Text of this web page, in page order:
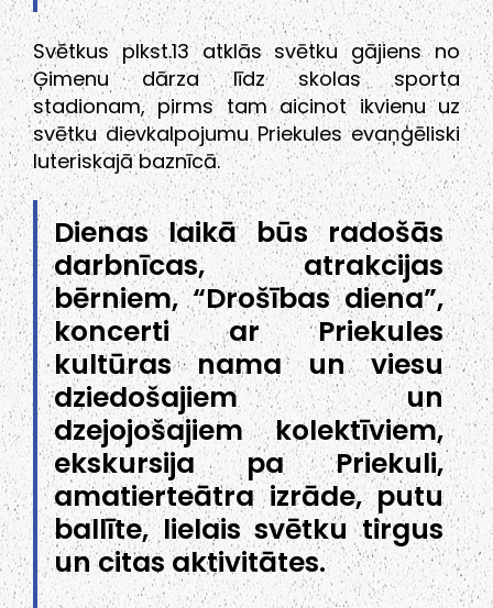
Svētkus plkst.13 atklās svētku gājiens no
Ģimenu dārza līdz skolas sporta
stadionam, pirms tam aicinot ikvienu uz
svētku dievkalpojumu Priekules evaņģēliski
luteriskajā baznīcā.
Dienas laikā būs radošās
darbnīcas, atrakcijas
bērniem, “Drošības diena”,
koncerti ar Priekules
kultūras nama un viesu
dziedošajiem un
dzejojošajiem kolektīviem,
ekskursija pa Priekuli,
amatierteātra izrāde, putu
ballīte, lielais svētku tirgus
un citas aktivitātes.